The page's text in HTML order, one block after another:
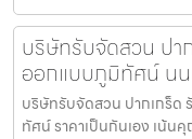
บริษัทรับจัดสวน ปา
ออกแบบภูมิทัศน์ น
บริษัทรับจัดสวน ปากเกร็
ทัศน์ ราคาเป็นกันเอง เน้